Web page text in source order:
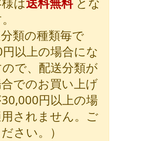
分類の種類毎で
以上の場合にな
で、配送分類が
でのお買い上げ
円以上の場
されません。ご
さい。）